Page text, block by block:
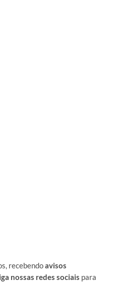
recebendoavisos
nossas redes sociais para